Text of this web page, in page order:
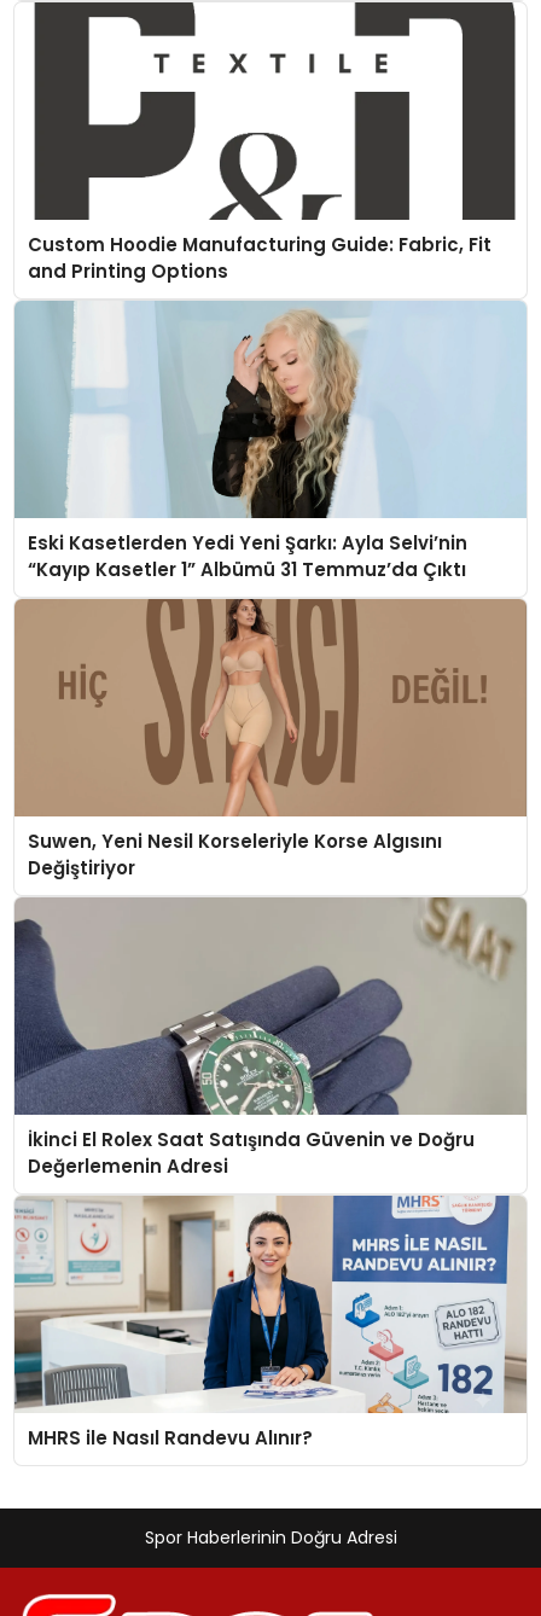
Custom Hoodie Manufacturing Guide: Fabric, Fit
and Printing Options
Eski Kasetlerden Yedi Yeni Şarkı: Ayla Selvi’nin
“Kayıp Kasetler 1” Albümü 31 Temmuz’da Çıktı
Suwen, Yeni Nesil Korseleriyle Korse Algısını
Değiştiriyor
İkinci El Rolex Saat Satışında Güvenin ve Doğru
Değerlemenin Adresi
MHRS ile Nasıl Randevu Alınır?
Spor Haberlerinin Doğru Adresi